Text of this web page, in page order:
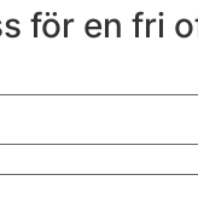
för en fri